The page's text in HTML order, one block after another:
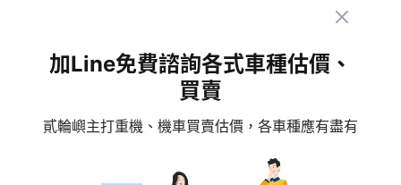
加Line免費諮詢各式車種估價、
買賣
貳輪嶼主打重機、機車買賣估價，各車種應有盡有
熱門文章